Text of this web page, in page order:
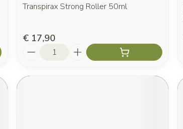
Transpirax Strong Roller 50ml
€ 17,90